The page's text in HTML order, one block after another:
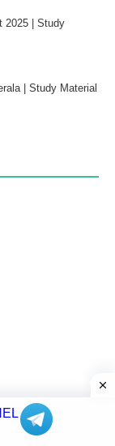
2025 | Study
| Study Material